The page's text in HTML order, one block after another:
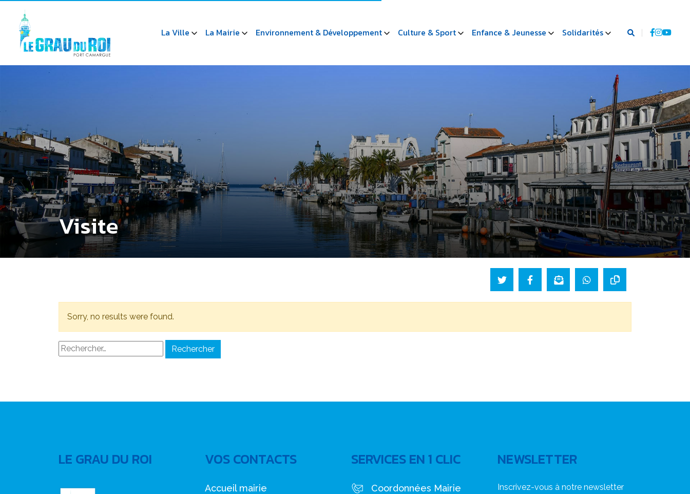
La Ville La Mairie Environnement & Développement Culture & Sport Enfance & Jeunesse Solidarités
Visite
Sorry, no results were found.
Rechercher :
LE GRAU DU ROI VOS CONTACTS
Accueil mairie
SERVICES EN 1 CLIC
Coordonnées Mairie
NEWSLETTER
Inscrivez-vous à notre newsletter